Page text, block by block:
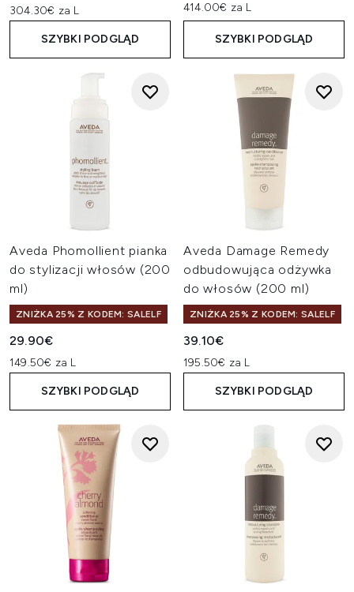
304.30€ za L
SZYBKI PODGLĄD
414.00€ za L
SZYBKI PODGLĄD
Aveda Phomollient pianka
do stylizacji włosów (200
ml)
ZNIŻKA 25% Z KODEM: SALELF
29.90€
149.50€ za L
SZYBKI PODGLĄD
Aveda Damage Remedy
odbudowująca odżywka
do włosów (200 ml)
ZNIŻKA 25% Z KODEM: SALELF
39.10€
195.50€ za L
SZYBKI PODGLĄD